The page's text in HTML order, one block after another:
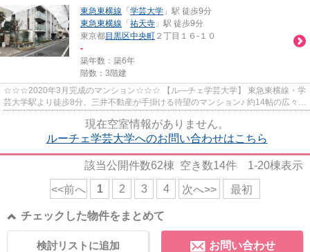
東急東横線 「 学芸大学 」駅 徒歩9分
東急東横線 「 祐天寺 」駅 徒歩9分
東京都目黒区中央町 ２丁目１６-１０
-
築年数：築6年
階数：3階建
☆☆☆2020年3月完成のマンション☆☆☆ 【ル―チェ学芸大学】 東急東横線・学
芸大学駅より徒歩8分。三井不動産が手掛ける待望のマンション♪ 約14帖の広々し
現在空室情報がありません。
ルーチェ学芸大学へのお問い合わせはこちら
該当公開件数62棟 空き数14件 1-20棟表示
<<前へ 1 2 3 4 次へ>> 最初
チェックした物件をまとめて
お問い合わせ
検討リストに追加